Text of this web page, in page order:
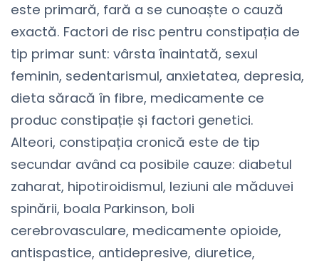
este primară, fară a se cunoaște o cauză
exactă. Factori de risc pentru constipația de
tip primar sunt: vârsta înaintată, sexul
feminin, sedentarismul, anxietatea, depresia,
dieta săracă în fibre, medicamente ce
produc constipație și factori genetici.
Alteori, constipația cronică este de tip
secundar având ca posibile cauze: diabetul
zaharat, hipotiroidismul, leziuni ale măduvei
spinării, boala Parkinson, boli
cerebrovasculare, medicamente opioide,
antispastice, antidepresive, diuretice,